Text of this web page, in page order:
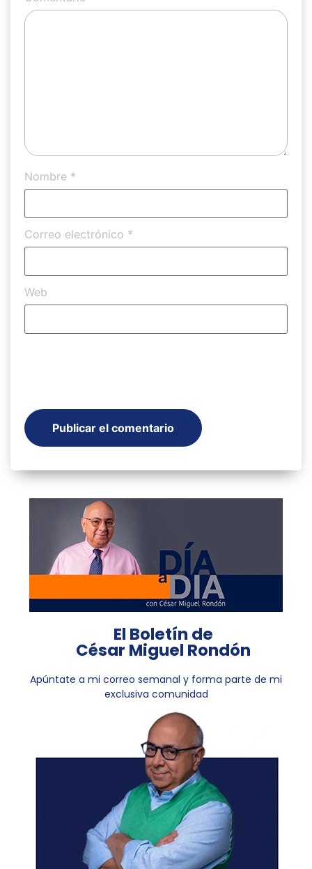
Nombre *
Correo electrónico *
Web
El Boletín de
César Miguel Rondón
Apúntate a mi correo semanal y forma parte de mi
exclusiva comunidad